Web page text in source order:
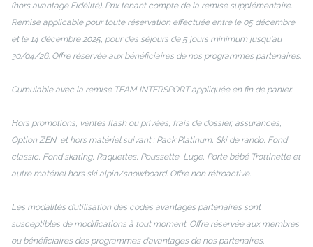
(hors avantage Fidélité). Prix tenant compte de la remise supplémentaire.
Remise applicable pour toute réservation effectuée entre le 05 décembre
et le 14 décembre 2025, pour des séjours de 5 jours minimum jusqu'au
30/04/26. Offre réservée aux bénéficiaires de nos programmes partenaires.
Cumulable avec la remise TEAM INTERSPORT appliquée en fin de panier.
Hors promotions, ventes flash ou privées, frais de dossier, assurances,
Option ZEN, et hors matériel suivant : Pack Platinum, Ski de rando, Fond
classic, Fond skating, Raquettes, Poussette, Luge, Porte bébé Trottinette et
autre matériel hors ski alpin/snowboard. Offre non rétroactive.
Les modalités d’utilisation des codes avantages partenaires sont
susceptibles de modifications à tout moment. Offre réservée aux membres
ou bénéficiaires des programmes d’avantages de nos partenaires.